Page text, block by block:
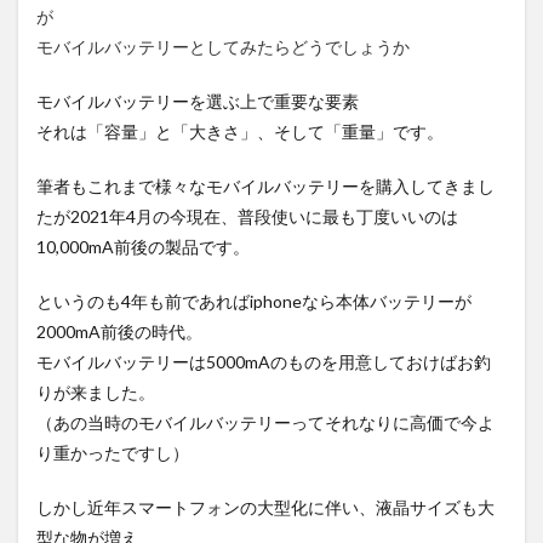
が
モバイルバッテリーとしてみたらどうでしょうか
モバイルバッテリーを選ぶ上で重要な要素
それは「容量」と「大きさ」、そして「重量」です。
筆者もこれまで様々なモバイルバッテリーを購入してきまし
たが2021年4月の今現在、普段使いに最も丁度いいのは
10,000mA前後の製品です。
というのも4年も前であればiphoneなら本体バッテリーが
2000mA前後の時代。
モバイルバッテリーは5000mAのものを用意しておけばお釣
りが来ました。
（あの当時のモバイルバッテリーってそれなりに高価で今よ
り重かったですし）
しかし近年スマートフォンの大型化に伴い、液晶サイズも大
型な物が増え